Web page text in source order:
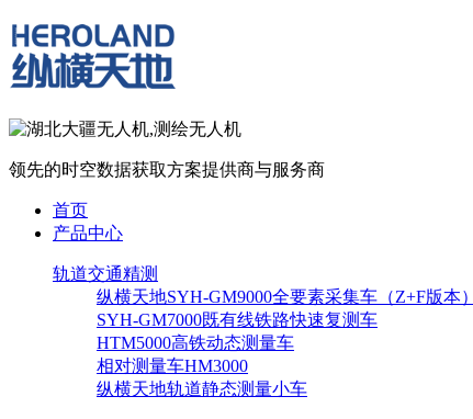
领先的时空数据获取方案提供商与服务商
首页
产品中心
轨道交通精测
纵横天地SYH-GM9000全要素采集车（Z+F版本）
SYH-GM7000既有线铁路快速复测车
HTM5000高铁动态测量车
相对测量车HM3000
纵横天地轨道静态测量小车